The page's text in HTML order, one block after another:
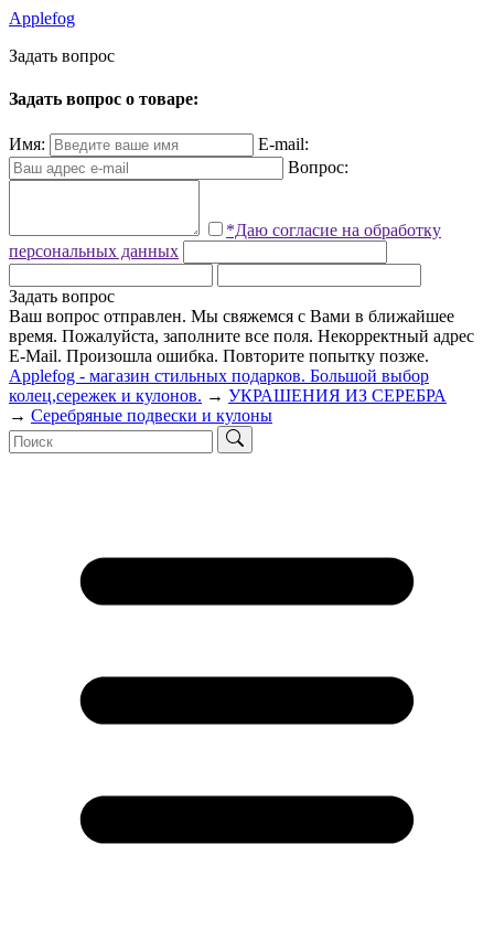
Applefog
Задать вопрос
Задать вопрос о товаре:
Имя:
E-mail:
Вопрос:
*Даю согласие на обработку
персональных данных
Задать вопрос
Ваш вопрос отправлен. Мы свяжемся с Вами в ближайшее
время. Пожалуйста, заполните все поля. Некорректный адрес
E-Mail. Произошла ошибка. Повторите попытку позже.
Applefog - магазин стильных подарков. Большой выбор
колец,сережек и кулонов. → УКРАШЕНИЯ ИЗ СЕРЕБРА
→ Серебряные подвески и кулоны